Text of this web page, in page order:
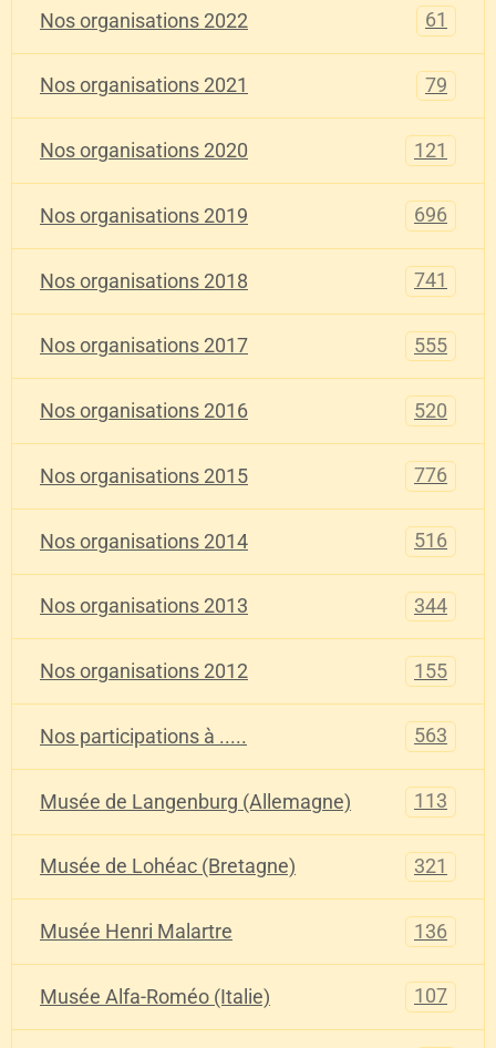
Nos organisations 2022 61
Nos organisations 2021 79
Nos organisations 2020 121
Nos organisations 2019 696
Nos organisations 2018 741
Nos organisations 2017 555
Nos organisations 2016 520
Nos organisations 2015 776
Nos organisations 2014 516
Nos organisations 2013 344
Nos organisations 2012 155
Nos participations à ..... 563
Musée de Langenburg (Allemagne) 113
Musée de Lohéac (Bretagne) 321
Musée Henri Malartre 136
Musée Alfa-Roméo (Italie) 107